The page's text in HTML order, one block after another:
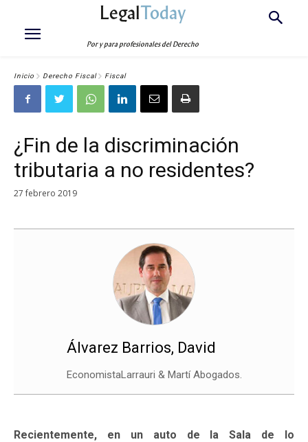
LegalToday
Por y para profesionales del Derecho
Inicio Derecho Fiscal Fiscal
¿Fin de la discriminación
tributaria a no residentes?
27 febrero 2019
Álvarez Barrios, David
EconomistaLarrauri & Martí Abogados.
Recientemente, en un auto de la Sala de lo